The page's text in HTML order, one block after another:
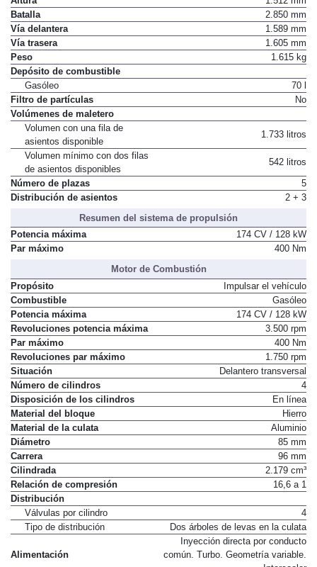
Batalla
2.850 mm
Vía delantera
1.589 mm
Vía trasera
1.605 mm
Peso
1.615 kg
Depósito de combustible
Gasóleo
70 l
Filtro de partículas
No
Volúmenes de maletero
Volumen con una fila de
asientos disponible
1.733 litros
Volumen mínimo con dos filas
de asientos disponibles
542 litros
Número de plazas
5
Distribución de asientos
2 + 3
Resumen del sistema de propulsión
Potencia máxima
174 CV / 128 kW
Par máximo
400 Nm
Motor de Combustión
Propósito
Impulsar el vehículo
Combustible
Gasóleo
Potencia máxima
174 CV / 128 kW
Revoluciones potencia máxima
3.500 rpm
Par máximo
400 Nm
Revoluciones par máximo
1.750 rpm
Situación
Delantero transversal
Número de cilindros
4
Disposición de los cilindros
En línea
Material del bloque
Hierro
Material de la culata
Aluminio
Diámetro
85 mm
Carrera
96 mm
Cilindrada
2.179 cm³
Relación de compresión
16,6 a 1
Distribución
Válvulas por cilindro
4
Tipo de distribución
Dos árboles de levas en la culata
Alimentación
Inyección directa por conducto
común. Turbo. Geometría variable.